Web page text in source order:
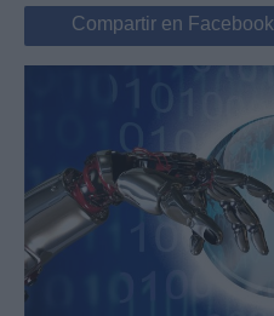
Viajes
Compartir en Facebook